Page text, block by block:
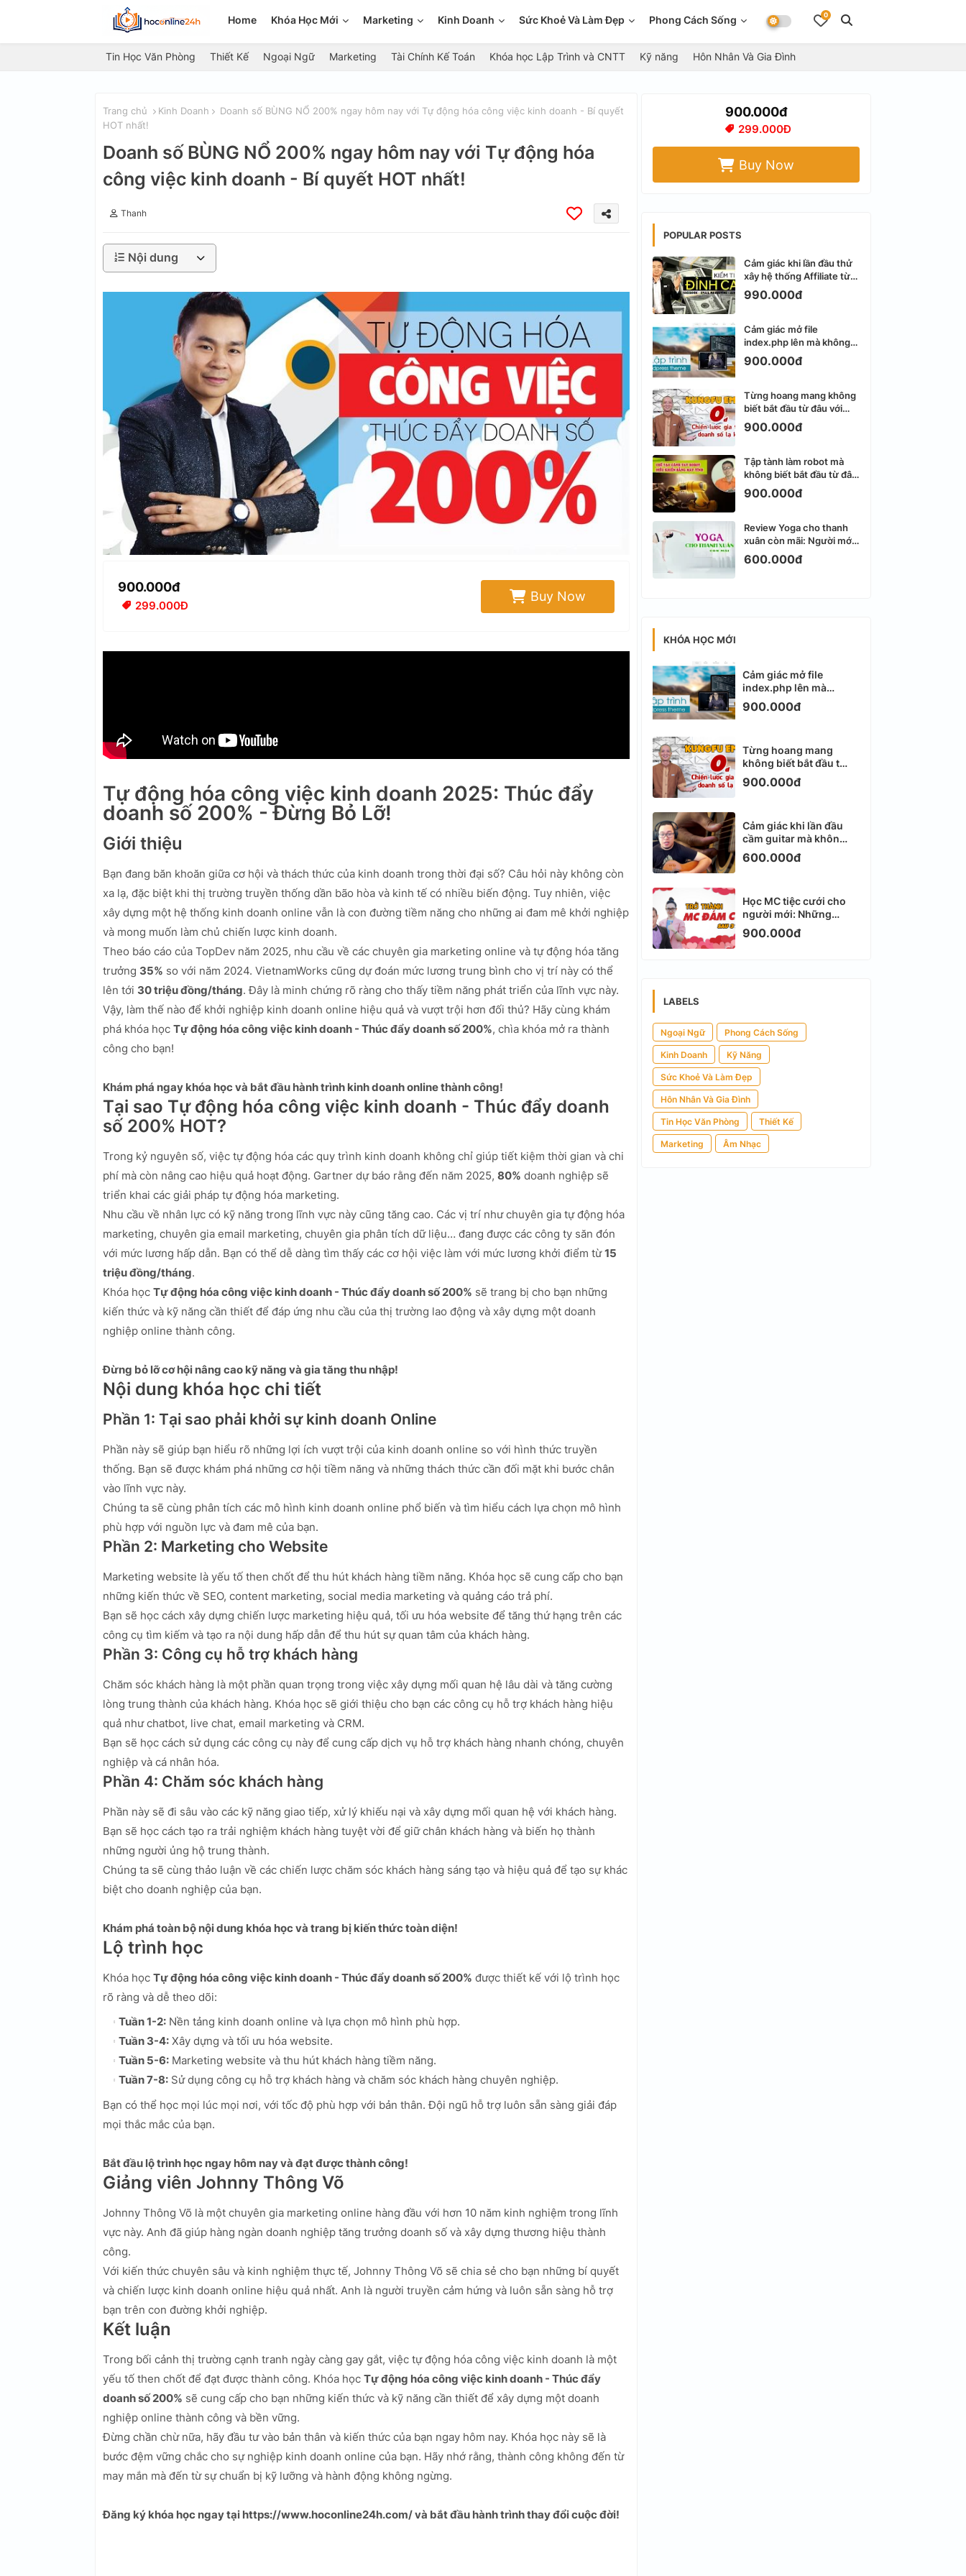
Home Khóa Học Mới Marketing Kinh Doanh Sức Khoẻ Và Làm Đẹp Phong Cách Sống 0
Tin Học Văn Phòng Thiết Kế Ngoại Ngữ Marketing Tài Chính Kế Toán Khóa học Lập Trình và CNTT Kỹ năng Hôn Nhân Và Gia Đình
Trang chủ Kinh Doanh
Doanh số BÙNG NỔ 200% ngay hôm nay với Tự động hóa công việc kinh doanh - Bí quyết
HOT nhất!
Doanh số BÙNG NỔ 200% ngay hôm nay với Tự động hóa
công việc kinh doanh - Bí quyết HOT nhất!
Thanh
Nội dung
900.000đ
299.000Đ
Buy Now
Tự động hóa công việc kinh doanh 2025: Thúc đẩy
doanh số 200% - Đừng Bỏ Lỡ!
Giới thiệu
Bạn đang băn khoăn giữa cơ hội và thách thức của kinh doanh trong thời đại số? Câu hỏi này không còn
xa lạ, đặc biệt khi thị trường truyền thống dần bão hòa và kinh tế có nhiều biến động. Tuy nhiên, việc
xây dựng một hệ thống kinh doanh online vẫn là con đường tiềm năng cho những ai đam mê khởi nghiệp
và mong muốn làm chủ chiến lược kinh doanh.
Theo báo cáo của TopDev năm 2025, nhu cầu về các chuyên gia marketing online và tự động hóa tăng
trưởng 35% so với năm 2024. VietnamWorks cũng dự đoán mức lương trung bình cho vị trí này có thể
lên tới 30 triệu đồng/tháng. Đây là minh chứng rõ ràng cho thấy tiềm năng phát triển của lĩnh vực này.
Vậy, làm thế nào để khởi nghiệp kinh doanh online hiệu quả và vượt trội hơn đối thủ? Hãy cùng khám
phá khóa học Tự động hóa công việc kinh doanh - Thúc đẩy doanh số 200%, chìa khóa mở ra thành
công cho bạn!
Khám phá ngay khóa học và bắt đầu hành trình kinh doanh online thành công!
Tại sao Tự động hóa công việc kinh doanh - Thúc đẩy doanh
số 200% HOT?
Trong kỷ nguyên số, việc tự động hóa các quy trình kinh doanh không chỉ giúp tiết kiệm thời gian và chi
phí mà còn nâng cao hiệu quả hoạt động. Gartner dự báo rằng đến năm 2025, 80% doanh nghiệp sẽ
triển khai các giải pháp tự động hóa marketing.
Nhu cầu về nhân lực có kỹ năng trong lĩnh vực này cũng tăng cao. Các vị trí như chuyên gia tự động hóa
marketing, chuyên gia email marketing, chuyên gia phân tích dữ liệu… đang được các công ty săn đón
với mức lương hấp dẫn. Bạn có thể dễ dàng tìm thấy các cơ hội việc làm với mức lương khởi điểm từ15
triệu đồng/tháng.
Khóa học Tự động hóa công việc kinh doanh - Thúc đẩy doanh số 200% sẽ trang bị cho bạn những
kiến thức và kỹ năng cần thiết để đáp ứng nhu cầu của thị trường lao động và xây dựng một doanh
nghiệp online thành công.
Đừng bỏ lỡ cơ hội nâng cao kỹ năng và gia tăng thu nhập!
Nội dung khóa học chi tiết
Phần 1: Tại sao phải khởi sự kinh doanh Online
Phần này sẽ giúp bạn hiểu rõ những lợi ích vượt trội của kinh doanh online so với hình thức truyền
thống. Bạn sẽ được khám phá những cơ hội tiềm năng và những thách thức cần đối mặt khi bước chân
vào lĩnh vực này.
Chúng ta sẽ cùng phân tích các mô hình kinh doanh online phổ biến và tìm hiểu cách lựa chọn mô hình
phù hợp với nguồn lực và đam mê của bạn.
Phần 2: Marketing cho Website
Marketing website là yếu tố then chốt để thu hút khách hàng tiềm năng. Khóa học sẽ cung cấp cho bạn
những kiến thức về SEO, content marketing, social media marketing và quảng cáo trả phí.
Bạn sẽ học cách xây dựng chiến lược marketing hiệu quả, tối ưu hóa website để tăng thứ hạng trên các
công cụ tìm kiếm và tạo ra nội dung hấp dẫn để thu hút sự quan tâm của khách hàng.
Phần 3: Công cụ hỗ trợ khách hàng
Chăm sóc khách hàng là một phần quan trọng trong việc xây dựng mối quan hệ lâu dài và tăng cường
lòng trung thành của khách hàng. Khóa học sẽ giới thiệu cho bạn các công cụ hỗ trợ khách hàng hiệu
quả như chatbot, live chat, email marketing và CRM.
Bạn sẽ học cách sử dụng các công cụ này để cung cấp dịch vụ hỗ trợ khách hàng nhanh chóng, chuyên
nghiệp và cá nhân hóa.
Phần 4: Chăm sóc khách hàng
Phần này sẽ đi sâu vào các kỹ năng giao tiếp, xử lý khiếu nại và xây dựng mối quan hệ với khách hàng.
Bạn sẽ học cách tạo ra trải nghiệm khách hàng tuyệt vời để giữ chân khách hàng và biến họ thành
những người ủng hộ trung thành.
Chúng ta sẽ cùng thảo luận về các chiến lược chăm sóc khách hàng sáng tạo và hiệu quả để tạo sự khác
biệt cho doanh nghiệp của bạn.
Khám phá toàn bộ nội dung khóa học và trang bị kiến thức toàn diện!
Lộ trình học
Khóa học Tự động hóa công việc kinh doanh - Thúc đẩy doanh số 200% được thiết kế với lộ trình học
rõ ràng và dễ theo dõi:
Tuần 1-2: Nền tảng kinh doanh online và lựa chọn mô hình phù hợp.
Tuần 3-4: Xây dựng và tối ưu hóa website.
Tuần 5-6: Marketing website và thu hút khách hàng tiềm năng.
Tuần 7-8: Sử dụng công cụ hỗ trợ khách hàng và chăm sóc khách hàng chuyên nghiệp.
Bạn có thể học mọi lúc mọi nơi, với tốc độ phù hợp với bản thân. Đội ngũ hỗ trợ luôn sẵn sàng giải đáp
mọi thắc mắc của bạn.
Bắt đầu lộ trình học ngay hôm nay và đạt được thành công!
Giảng viên Johnny Thông Võ
Johnny Thông Võ là một chuyên gia marketing online hàng đầu với hơn 10 năm kinh nghiệm trong lĩnh
vực này. Anh đã giúp hàng ngàn doanh nghiệp tăng trưởng doanh số và xây dựng thương hiệu thành
công.
Với kiến thức chuyên sâu và kinh nghiệm thực tế, Johnny Thông Võ sẽ chia sẻ cho bạn những bí quyết
và chiến lược kinh doanh online hiệu quả nhất. Anh là người truyền cảm hứng và luôn sẵn sàng hỗ trợ
bạn trên con đường khởi nghiệp.
Kết luận
Trong bối cảnh thị trường cạnh tranh ngày càng gay gắt, việc tự động hóa công việc kinh doanh là một
yếu tố then chốt để đạt được thành công. Khóa học Tự động hóa công việc kinh doanh - Thúc đẩy
doanh số 200% sẽ cung cấp cho bạn những kiến thức và kỹ năng cần thiết để xây dựng một doanh
nghiệp online thành công và bền vững.
Đừng chần chừ nữa, hãy đầu tư vào bản thân và kiến thức của bạn ngay hôm nay. Khóa học này sẽ là
bước đệm vững chắc cho sự nghiệp kinh doanh online của bạn. Hãy nhớ rằng, thành công không đến từ
may mắn mà đến từ sự chuẩn bị kỹ lưỡng và hành động không ngừng.
Đăng ký khóa học ngay tại https://www.hoconline24h.com/ và bắt đầu hành trình thay đổi cuộc đời!
900.000đ
299.000Đ
Buy Now
POPULAR POSTS
Cảm giác khi lần đầu thử
xây hệ thống Affiliate từ
Facebook cá nhân
990.000đ
Cảm giác mở file
index.php lên mà không
biết viết gì tiếp theo
900.000đ
Từng hoang mang không
biết bắt đầu từ đâu với
Email Marketing
900.000đ
Tập tành làm robot mà
không biết bắt đầu từ đâu
thì dễ nản thật
900.000đ
Review Yoga cho thanh
xuân còn mãi: Người mới
bắt đầu có dễ tập?
600.000đ
KHÓA HỌC MỚI
Cảm giác mở file
index.php lên mà
không biết viết gì tiếp
theo
900.000đ
Từng hoang mang
không biết bắt đầu từ
đâu với Email
Marketing
900.000đ
Cảm giác khi lần đầu
cầm guitar mà không
biết bắt đầu từ đâu
600.000đ
Học MC tiệc cưới cho
người mới: Những
ngày đầu thực sự khá
ngợp
900.000đ
LABELS
Ngoại Ngữ Phong Cách Sống
Kinh Doanh Kỹ Năng
Sức Khoẻ Và Làm Đẹp
Hôn Nhân Và Gia Đình
Tin Học Văn Phòng Thiết Kế
Marketing Âm Nhạc